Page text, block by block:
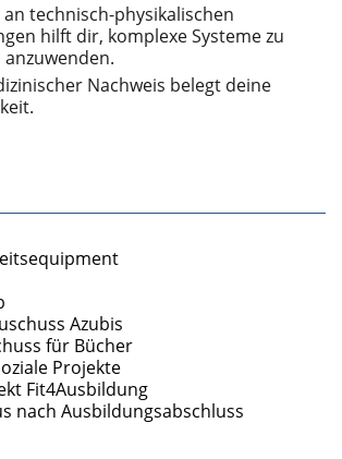
technisch-physikalischen
hilft dir, komplexe Systeme zu
Nachweis belegt deine
Azubis
für Bücher
Projekte
Fit4Ausbildung
nach Ausbildungsabschluss